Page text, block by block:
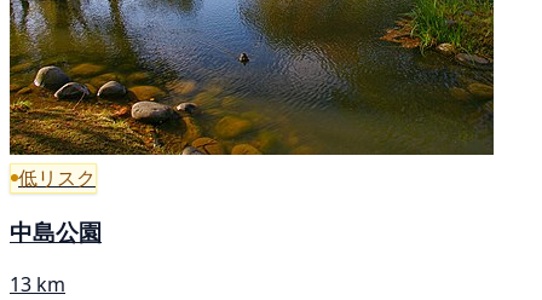
低リスク
中島公園
13 km